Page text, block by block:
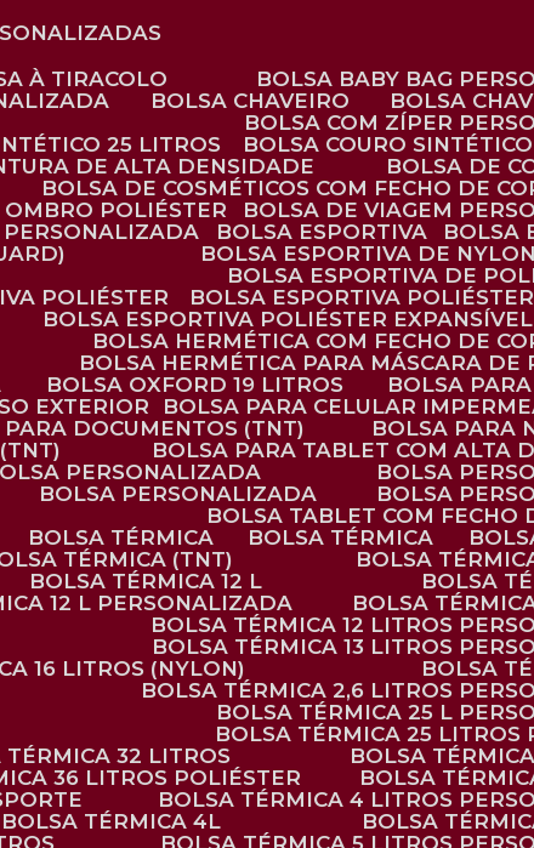
À TIRACOLO
BOLSA BABY BAG
BOLSA CHAVEIRO
BOLSA
BOLSA COM ZÍPER
25 LITROS
BOLSA COURO
DE ALTA DENSIDADE
BOLSA DE
BOLSA DE COSMÉTICOS COM FECHO DE
OMBRO POLIÉSTER
BOLSA DE VIAGEM
PERSONALIZADA BOLSA ESPORTIVA
BOLSA ESPORTIVA DE
BOLSA ESPORTIVA DE
POLIÉSTER
BOLSA ESPORTIVA
BOLSA ESPORTIVA POLIÉSTER
BOLSA HERMÉTICA COM FECHO DE
BOLSA HERMÉTICA PARA MÁSCARA DE
BOLSA OXFORD 19 LITROS
BOLSA
EXTERIOR
BOLSA PARA CELULAR
PARA DOCUMENTOS (TNT)
BOLSA PARA
BOLSA PARA TABLET COM ALTA
BOLSA PERSONALIZADA
BOLSA
BOLSA PERSONALIZADA
BOLSA
BOLSA TABLET COM FECHO
BOLSA TÉRMICA BOLSA TÉRMICA
TÉRMICA (TNT)
BOLSA
BOLSA TÉRMICA 12 L
BOLSA
12 L PERSONALIZADA
BOLSA
BOLSA TÉRMICA 12 LITROS
BOLSA TÉRMICA 13 LITROS
16 LITROS (NYLON)
BOLSA
BOLSA TÉRMICA 2,6 LITROS
BOLSA TÉRMICA 25 L
BOLSA TÉRMICA 25 LITROS
TÉRMICA 32 LITROS
BOLSA
36 LITROS POLIÉSTER
BOLSA
BOLSA TÉRMICA 4 LITROS
BOLSA TÉRMICA 4L
BOLSA
BOLSA TÉRMICA 5 LITROS